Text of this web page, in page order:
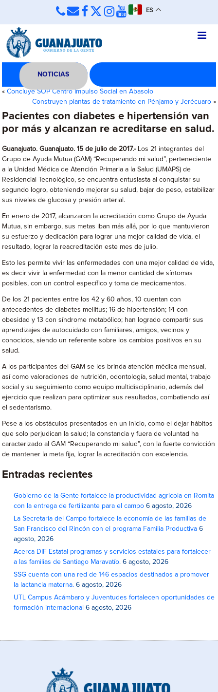
ES
NOTICIAS
«Concluye SOP Centro Impulso Social en Abasolo
Construyen plantas de tratamiento en Pénjamo y Jerécuaro»
Pacientes con diabetes e hipertensión van
por más y alcanzan re acreditarse en salud.
Guanajuato. Guanajuato. 15 de julio de 2017.- Los 21 integrantes del
Grupo de Ayuda Mutua (GAM) “Recuperando mi salud”, perteneciente
a la Unidad Médica de Atención Primaria a la Salud (UMAPS) de
Residencial Tecnológico, se encuentra entusiasta al conquistar su
segundo logro, obteniendo mejorar su salud, bajar de peso, estabilizar
sus niveles de glucosa y presión arterial.
En enero de 2017, alcanzaron la acreditación como Grupo de Ayuda
Mutua, sin embargo, sus metas iban más allá, por lo que mantuvieron
su esfuerzo y dedicación para lograr una mejor calidad de vida, el
resultado, lograr la reacreditación este mes de julio.
Esto les permite vivir las enfermedades con una mejor calidad de vida,
es decir vivir la enfermedad con la menor cantidad de síntomas
posibles, con un control específico y toma de medicamentos.
De los 21 pacientes entre los 42 y 60 años, 10 cuentan con
antecedentes de diabetes mellitus; 16 de hipertensión; 14 con
obesidad y 13 con síndrome metabólico; han logrado compartir sus
aprendizajes de autocuidado con familiares, amigos, vecinos y
conocidos, siendo un referente sobre los cambios positivos en su
salud.
A los participantes del GAM se les brinda atención médica mensual,
así como valoraciones de nutrición, odontología, salud mental, trabajo
social y su seguimiento como equipo multidisciplinario, además del
ejercicio que realizan para optimizar sus resultados, combatiendo así
el sedentarismo.
Pese a los obstáculos presentados en un inicio, como el dejar hábitos
que solo perjudican la salud; la constancia y fuera de voluntad ha
caracterizado al GAM “Recuperando mi salud”, con la fuerte convicción
de mantener la meta fija, lograr la acreditación con excelencia.
Entradas recientes
Gobierno de la Gente fortalece la productividad agrícola en Romita
con la entrega de fertilizante para el campo 6 agosto, 2026
La Secretaria del Campo fortalece la economía de las familias de
San Francisco del Rincón con el programa Familia Productiva 6
agosto, 2026
Acerca DIF Estatal programas y servicios estatales para fortalecer
a las familias de Santiago Maravatío. 6 agosto, 2026
SSG cuenta con una red de 146 espacios destinados a promover
la lactancia materna. 6 agosto, 2026
UTL Campus Acámbaro y Juventudes fortalecen oportunidades de
formación internacional 6 agosto, 2026